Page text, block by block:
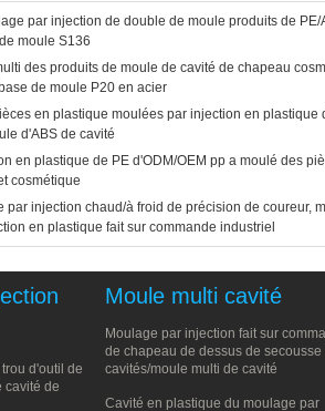
par injection de double de moule produits de PE/
moule S136
des produits de moule de cavité de chapeau
de moule P20 en acier
en plastique moulées par injection en plastique
d'ABS de cavité
en plastique de PE d'ODM/OEM pp a moulé des
cosmétique
par injection chaud/à froid de précision de coureur,
en plastique fait sur commande industriel
d'outil de
cavité de
Moule multi cavité
Moulage par injection fait sur
de chapeau de dessus de secousse
cavités/moule multi de cavité
Cavité en plastique du moulage par